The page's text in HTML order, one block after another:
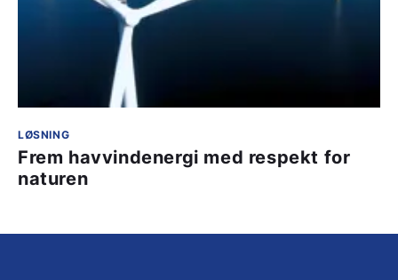
LØSNING
Frem havvindenergi med respekt for
naturen